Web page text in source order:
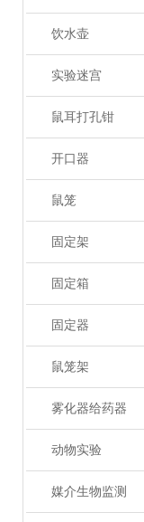
饮水壶
实验迷宫
鼠耳打孔钳
开口器
鼠笼
固定架
固定箱
固定器
鼠笼架
雾化器给药器
动物实验
媒介生物监测